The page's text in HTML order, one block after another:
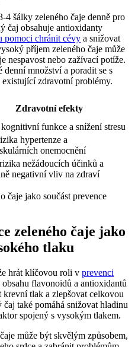
šálky zeleného čaje denně pro
čaj obsahuje antioxidanty
pomoci chránit cévy a snižovat
příjem zeleného čaje může
nespavost nebo zažívací potíže.
denní množství a poradit se s
zdravotní problémy.
Zdravotní efekty
funkce a snížení stresu
hypertenze a
onemocnění
nežádoucích účinků a
negativní vliv na zdraví
zeleného čaje jako
tlaku
hrát klíčovou roli v prevenci
flavonoidů a antioxidantů
krevní tlak a zlepšovat celkovou
také pomáhá snižovat hladinu
spojený s vysokým tlakem.
může být skvělým způsobem,